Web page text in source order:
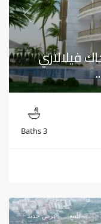
فيلالاري
3 Baths
للبيع عرض جديد